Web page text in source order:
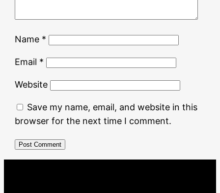
Name *
Email *
Website
Save my name, email, and website in this
browser for the next time I comment.